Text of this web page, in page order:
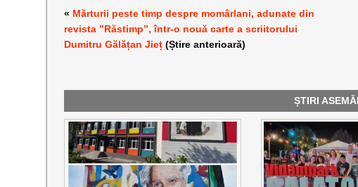
« Mărturii peste timp despre momârlani, adunate din
revista ”Răstimp”, într-o nouă carte a scriitorului
Dumitru Gălățan Jieț (Știre anterioară)
ȘTIRI